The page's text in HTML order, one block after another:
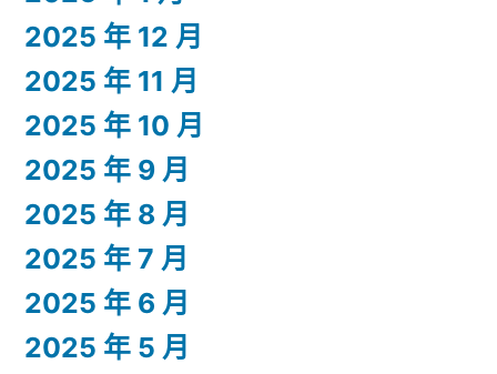
2025 年 12 月
2025 年 11 月
2025 年 10 月
2025 年 9 月
2025 年 8 月
2025 年 7 月
2025 年 6 月
2025 年 5 月